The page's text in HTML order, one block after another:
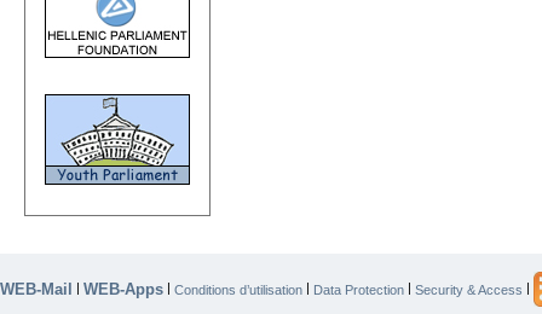
WEB-Mail WEB-Apps Conditions d’utilisation Data Protection Security & Access